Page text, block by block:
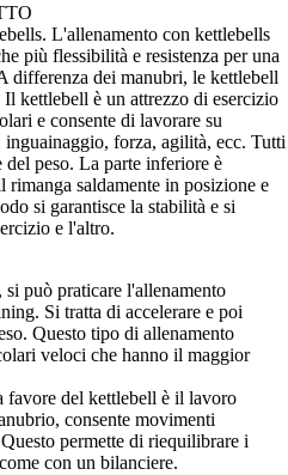
L'allenamento con kettlebells
più flessibilità e resistenza per una
differenza dei manubri, le kettlebell
kettlebell è un attrezzo di esercizio
e consente di lavorare su
forza, agilità, ecc. Tutti
peso. La parte inferiore è
saldamente in posizione e
si garantisce la stabilità e si
e l'altro.
può praticare l'allenamento
Si tratta di accelerare e poi
Questo tipo di allenamento
veloci che hanno il maggior
favore del kettlebell è il lavoro
consente movimenti
permette di riequilibrare i
con un bilanciere.